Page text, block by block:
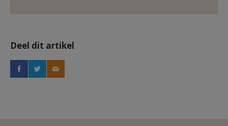
Deel dit artikel